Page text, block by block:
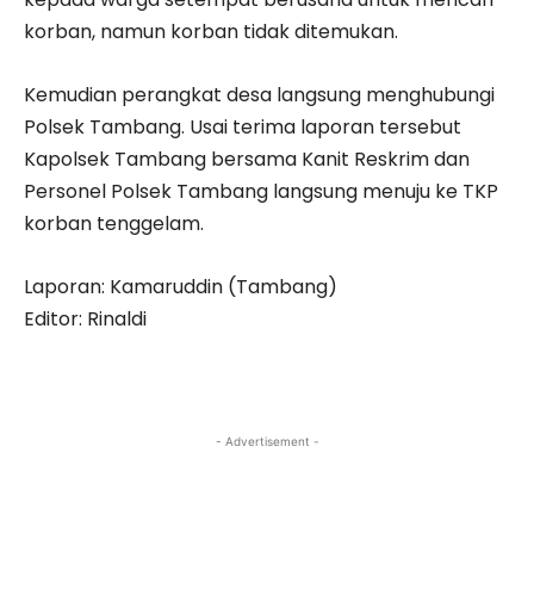
korban, namun korban tidak ditemukan.
Kemudian perangkat desa langsung menghubungi
Polsek Tambang. Usai terima laporan tersebut
Kapolsek Tambang bersama Kanit Reskrim dan
Personel Polsek Tambang langsung menuju ke TKP
korban tenggelam.
Laporan: Kamaruddin (Tambang)
Editor: Rinaldi
- Advertisement -